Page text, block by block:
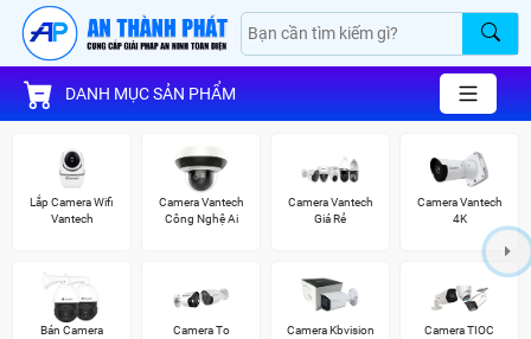
DANH MỤC SẢN PHẨM
Lắp Camera Wifi
Vantech
Camera Vantech
Công Nghệ Ai
Camera Vantech
Giá Rẻ
Camera Vantech
4K
Bán Camera
Camera To
Camera Kbvision
Camera TIOC